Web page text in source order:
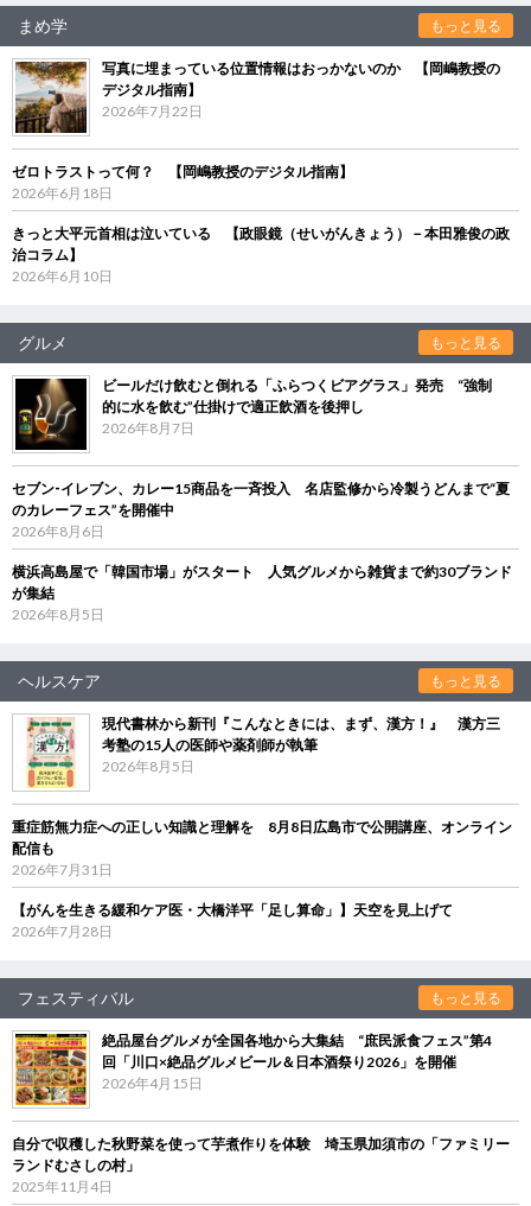
まめ学 もっと見る
写真に埋まっている位置情報はおっかないのか 【岡嶋教授の
デジタル指南】
2026年7月22日
ゼロトラストって何？ 【岡嶋教授のデジタル指南】
2026年6月18日
きっと大平元首相は泣いている 【政眼鏡（せいがんきょう）－本田雅俊の政
治コラム】
2026年6月10日
グルメ もっと見る
ビールだけ飲むと倒れる「ふらつくビアグラス」発売 “強制
的に水を飲む”仕掛けで適正飲酒を後押し
2026年8月7日
セブン‐イレブン、カレー15商品を一斉投入 名店監修から冷製うどんまで“夏
のカレーフェス”を開催中
2026年8月6日
横浜高島屋で「韓国市場」がスタート 人気グルメから雑貨まで約30ブランド
が集結
2026年8月5日
ヘルスケア もっと見る
現代書林から新刊『こんなときには、まず、漢方！』 漢方三
考塾の15人の医師や薬剤師が執筆
2026年8月5日
重症筋無力症への正しい知識と理解を 8月8日広島市で公開講座、オンライン
配信も
2026年7月31日
【がんを生きる緩和ケア医・大橋洋平「足し算命」】天空を見上げて
2026年7月28日
フェスティバル もっと見る
絶品屋台グルメが全国各地から大集結 “庶民派食フェス”第4
回「川口×絶品グルメビール＆日本酒祭り2026」を開催
2026年4月15日
自分で収穫した秋野菜を使って芋煮作りを体験 埼玉県加須市の「ファミリー
ランドむさしの村」
2025年11月4日